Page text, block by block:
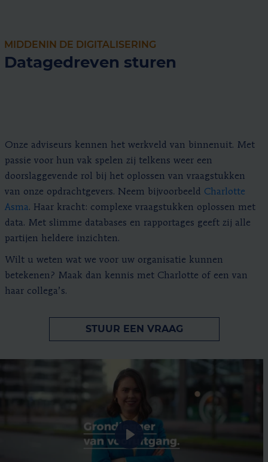
MIDDENIN DE DIGITALISERING
Datagedreven sturen
Onze adviseurs kennen het werkveld van binnenuit. Met
passie voor hun vak spelen zij telkens weer een
doorslaggevende rol bij het oplossen van vraagstukken
van onze opdrachtgevers. Neem bijvoorbeeld Charlotte
Asma. Haar kracht: complexe vraagstukken oplossen met
data. Met slimme databases en rapportages geeft zij alle
partijen heldere inzichten.
Wilt u weten wat we voor uw organisatie kunnen
betekenen? Maak dan kennis met Charlotte of een van
haar collega’s.
STUUR EEN VRAAG
Play